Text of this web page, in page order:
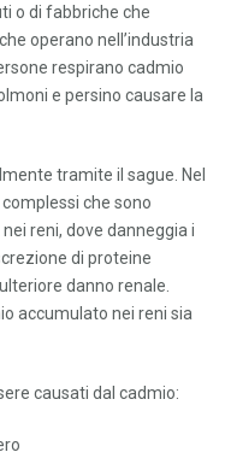
o di fabbriche che
operano nell’industria
respirano cadmio
e persino causare la
tramite il sague. Nel
che sono
reni, dove danneggia i
di proteine
danno renale.
accumulato nei reni sia
causati dal cadmio: